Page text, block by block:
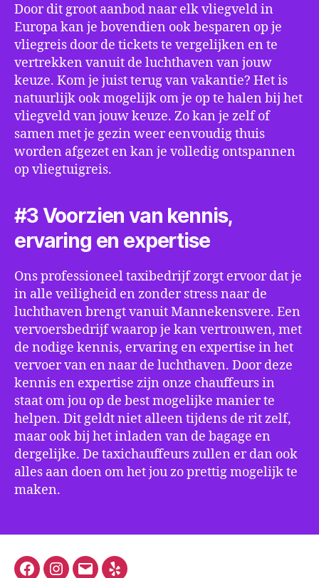
Door dit groot aanbod naar elk vliegveld in
Europa kan je bovendien ook besparen op je
vliegreis door de tickets te vergelijken en te
vertrekken vanuit de luchthaven van jouw
keuze. Kom je juist terug van vakantie? Het is
natuurlijk ook mogelijk om je op te halen bij het
vliegveld van jouw keuze. Zo kan je zelf of
samen met je gezin weer eenvoudig thuis
worden afgezet en kan je volledig ontspannen
op vliegtuigreis.
#3 Voorzien van kennis,
ervaring en expertise
Ons professioneel taxibedrijf zorgt ervoor dat je
in alle veiligheid en zonder stress naar de
luchthaven brengt vanuit Mannekensvere. Een
vervoersbedrijf waarop je kan vertrouwen, met
de nodige kennis, ervaring en expertise in het
vervoer van en naar de luchthaven. Door deze
kennis en expertise zijn onze chauffeurs in
staat om jou op de best mogelijke manier te
helpen. Dit geldt niet alleen tijdens de rit zelf,
maar ook bij het inladen van de bagage en
dergelijke. De taxichauffeurs zullen er dan ook
alles aan doen om het jou zo prettig mogelijk te
maken.